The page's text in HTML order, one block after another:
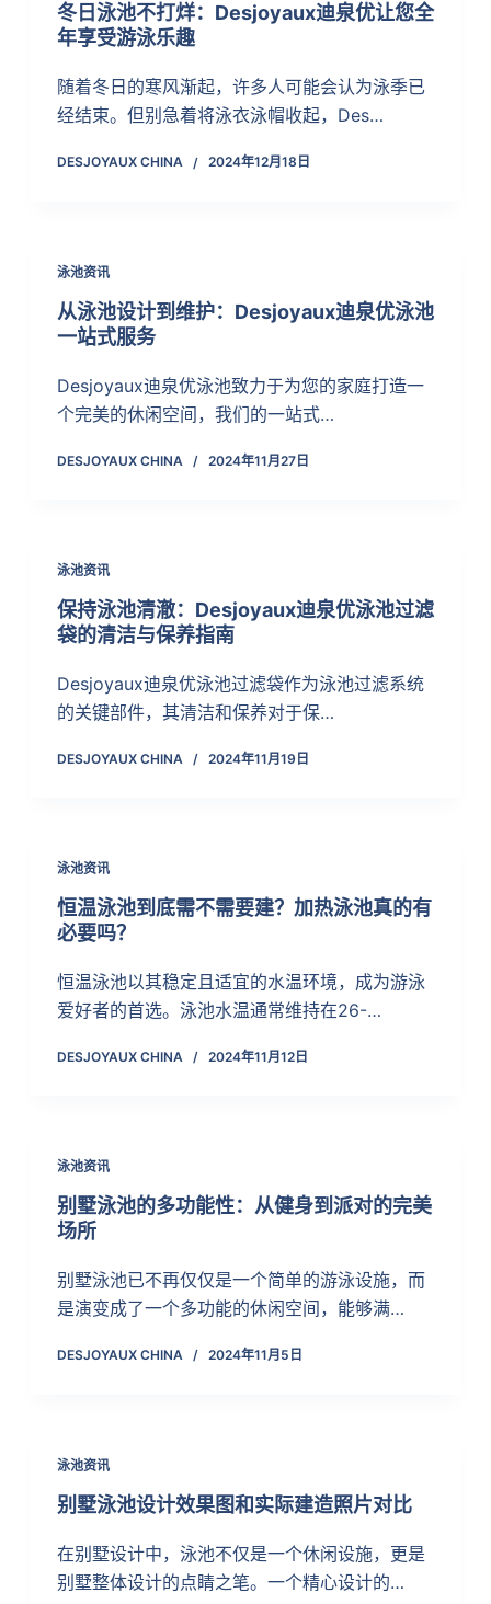
冬日泳池不打烊：Desjoyaux迪泉优让您全
年享受游泳乐趣
随着冬日的寒风渐起，许多人可能会认为泳季已
经结束。但别急着将泳衣泳帽收起，Des…
DESJOYAUX CHINA 2024年12月18日
泳池资讯
从泳池设计到维护：Desjoyaux迪泉优泳池
一站式服务
Desjoyaux迪泉优泳池致力于为您的家庭打造一
个完美的休闲空间，我们的一站式…
DESJOYAUX CHINA 2024年11月27日
泳池资讯
保持泳池清澈：Desjoyaux迪泉优泳池过滤
袋的清洁与保养指南
Desjoyaux迪泉优泳池过滤袋作为泳池过滤系统
的关键部件，其清洁和保养对于保…
DESJOYAUX CHINA 2024年11月19日
泳池资讯
恒温泳池到底需不需要建？加热泳池真的有
必要吗？
恒温泳池以其稳定且适宜的水温环境，成为游泳
爱好者的首选。泳池水温通常维持在26-…
DESJOYAUX CHINA 2024年11月12日
泳池资讯
别墅泳池的多功能性：从健身到派对的完美
场所
别墅泳池已不再仅仅是一个简单的游泳设施，而
是演变成了一个多功能的休闲空间，能够满…
DESJOYAUX CHINA 2024年11月5日
泳池资讯
别墅泳池设计效果图和实际建造照片对比
在别墅设计中，泳池不仅是一个休闲设施，更是
别墅整体设计的点睛之笔。一个精心设计的…